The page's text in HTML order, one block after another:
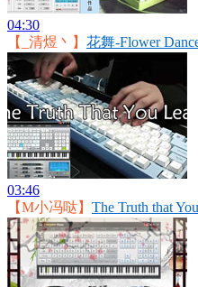
04:30
【_清煜丶】 花舞-Flower
03:46
【M小冯哒】 The Truth that